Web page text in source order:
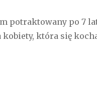
potraktowany po 7
która się